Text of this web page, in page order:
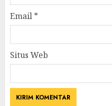
Email *
Situs Web